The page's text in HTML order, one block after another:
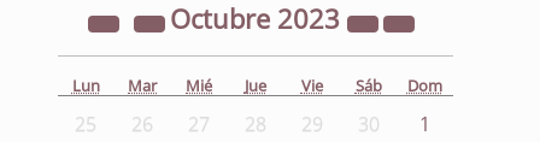
Octubre 2023
Lun Mar Mié Jue Vie Sáb Dom
25 26 27 28 29 30
1